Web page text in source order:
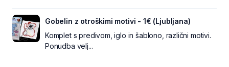
Gobelin z otroškimi motivi - 1€ (Ljubljana)
Komplet s predivom, iglo in šablono, različni motivi.
Ponudba velj...